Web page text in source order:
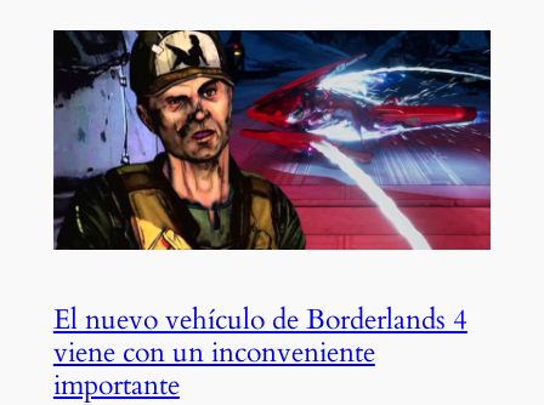
El nuevo vehículo de Borderlands 4
viene con un inconveniente
importante